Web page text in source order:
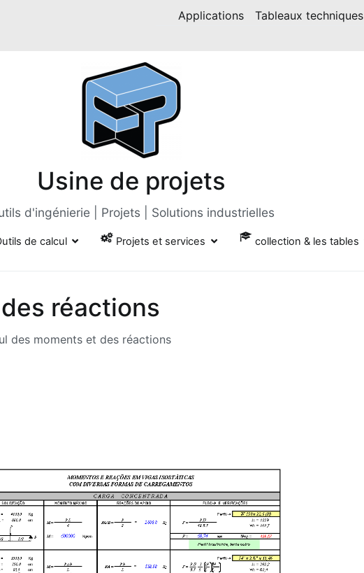
Applications Tableaux techniques
Usine de projets
d'ingénierie | Projets | Solutions industrielles
de calcul Projets et services collection & les tables
réactions
des moments et des réactions